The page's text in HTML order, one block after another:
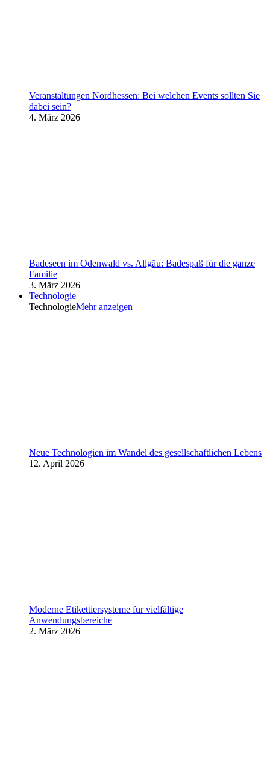
Veranstaltungen Nordhessen: Bei welchen Events sollten Sie
dabei sein?
4. März 2026
Badeseen im Odenwald vs. Allgäu: Badespaß für die ganze
Familie
3. März 2026
Technologie
TechnologieMehr anzeigen
Neue Technologien im Wandel des gesellschaftlichen Lebens
12. April 2026
Moderne Etikettiersysteme für vielfältige
Anwendungsbereiche
2. März 2026